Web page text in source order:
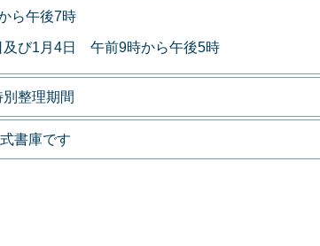
ら午後7時
及び1月4日 午前9時から午後5時
整理期間
書庫です